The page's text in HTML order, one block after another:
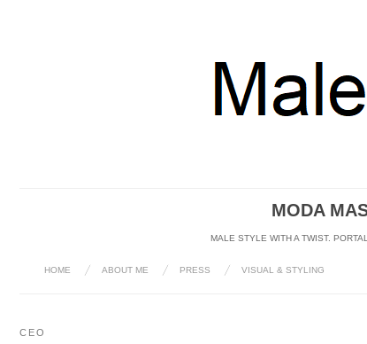
MODA
MALE STYLE WITH A TWIST.
HOME ABOUT ME PRESS VISUAL & STYLING
CEO